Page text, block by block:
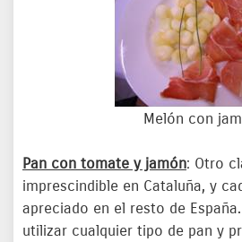
Melón con
Pan con tomate y jamón: Otro
imprescindible en Cataluña, y
apreciado en el resto de
utilizar cualquier tipo de pan y